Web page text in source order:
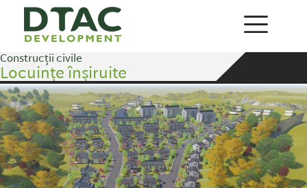
Construcții civile
Locuințe înșiruite